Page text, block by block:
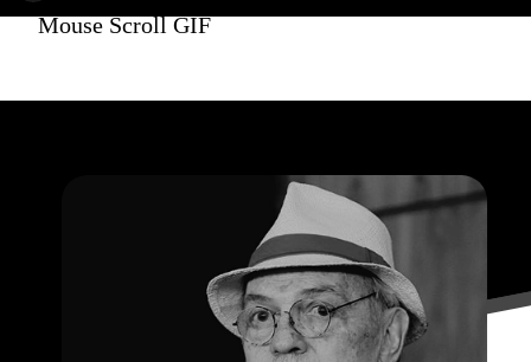
Mouse Scroll GIF